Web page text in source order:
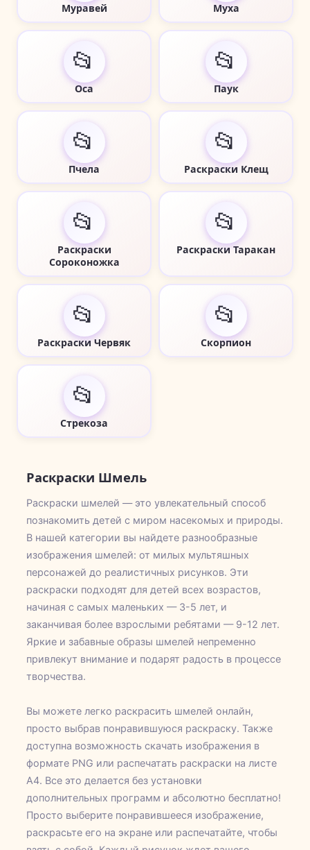
Муравей Муха
📂
Оса
📂
Паук
📂
Пчела
📂
Раскраски Клещ
📂
Раскраски
Сороконожка
📂
Раскраски Таракан
📂
Раскраски Червяк
📂
Скорпион
📂
Стрекоза
Раскраски Шмель
Раскраски шмелей — это увлекательный способ
познакомить детей с миром насекомых и природы.
В нашей категории вы найдете разнообразные
изображения шмелей: от милых мультяшных
персонажей до реалистичных рисунков. Эти
раскраски подходят для детей всех возрастов,
начиная с самых маленьких — 3-5 лет, и
заканчивая более взрослыми ребятами — 9-12 лет.
Яркие и забавные образы шмелей непременно
привлекут внимание и подарят радость в процессе
творчества.
Вы можете легко раскрасить шмелей онлайн,
просто выбрав понравившуюся раскраску. Также
доступна возможность скачать изображения в
формате PNG или распечатать раскраски на листе
А4. Все это делается без установки
дополнительных программ и абсолютно бесплатно!
Просто выберите понравившееся изображение,
раскрасьте его на экране или распечатайте, чтобы